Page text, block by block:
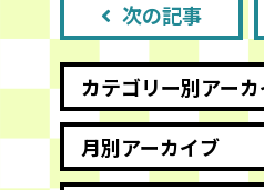
次の記事